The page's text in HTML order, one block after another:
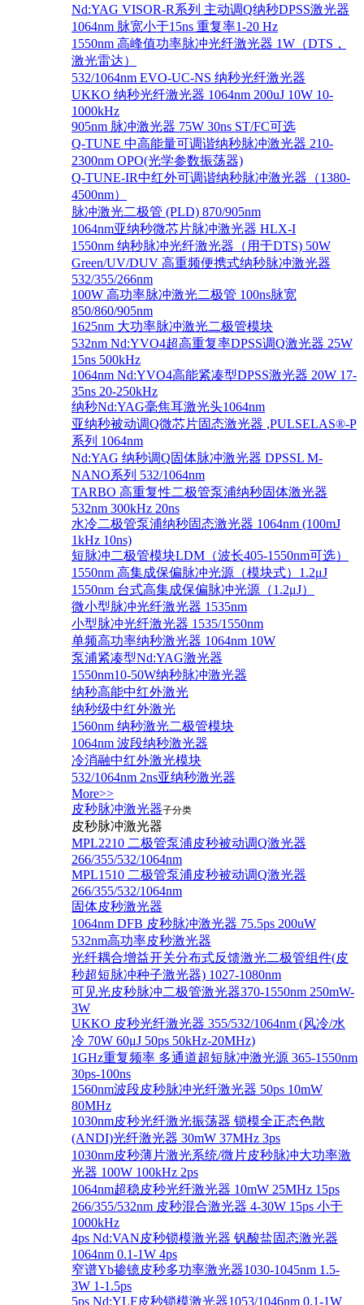
Nd:YAG VISOR-R系列 主动调Q纳秒DPSS激光器
1064nm 脉宽小于15ns 重复率1-20 Hz
1550nm 高峰值功率脉冲光纤激光器 1W（DTS，
激光雷达）
532/1064nm EVO-UC-NS 纳秒光纤激光器
UKKO 纳秒光纤激光器 1064nm 200uJ 10W 10-
1000kHz
905nm 脉冲激光器 75W 30ns ST/FC可选
Q-TUNE 中高能量可调谐纳秒脉冲激光器 210-
2300nm OPO(光学参数振荡器)
Q-TUNE-IR中红外可调谐纳秒脉冲激光器（1380-
4500nm）
脉冲激光二极管 (PLD) 870/905nm
1064nm亚纳秒微芯片脉冲激光器 HLX-I
1550nm 纳秒脉冲光纤激光器（用于DTS) 50W
Green/UV/DUV 高重频便携式纳秒脉冲激光器
532/355/266nm
100W 高功率脉冲激光二极管 100ns脉宽
850/860/905nm
1625nm 大功率脉冲激光二极管模块
532nm Nd:YVO4超高重复率DPSS调Q激光器 25W
15ns 500kHz
1064nm Nd:YVO4高能紧凑型DPSS激光器 20W 17-
35ns 20-250kHz
纳秒Nd:YAG毫焦耳激光头1064nm
亚纳秒被动调Q微芯片固态激光器 ,PULSELAS®-P
系列 1064nm
Nd:YAG 纳秒调Q固体脉冲激光器 DPSSL M-
NANO系列 532/1064nm
TARBO 高重复性二极管泵浦纳秒固体激光器
532nm 300kHz 20ns
水冷二极管泵浦纳秒固态激光器 1064nm (100mJ
1kHz 10ns)
短脉冲二极管模块LDM（波长405-1550nm可选）
1550nm 高集成保偏脉冲光源（模块式）1.2μJ
1550nm 台式高集成保偏脉冲光源（1.2μJ）
微小型脉冲光纤激光器 1535nm
小型脉冲光纤激光器 1535/1550nm
单频高功率纳秒激光器 1064nm 10W
泵浦紧凑型Nd:YAG激光器
1550nm10-50W纳秒脉冲激光器
纳秒高能中红外激光
纳秒级中红外激光
1560nm 纳秒激光二极管模块
1064nm 波段纳秒激光器
冷消融中红外激光模块
532/1064nm 2ns亚纳秒激光器
More>>
皮秒脉冲激光器子分类
皮秒脉冲激光器
​MPL2210 二极管泵浦皮秒被动调Q激光器
266/355/532/1064nm
MPL1510 二极管泵浦皮秒被动调Q激光器
266/355/532/1064nm
固体皮秒激光器
1064nm DFB 皮秒脉冲激光器 75.5ps 200uW
532nm高功率皮秒激光器
光纤耦合增益开关分布式反馈激光二极管组件(皮
秒超短脉冲种子激光器) 1027-1080nm
可见光皮秒脉冲二极管激光器370-1550nm 250mW-
3W
UKKO 皮秒光纤激光器 355/532/1064nm (风冷/水
冷 70W 60μJ 50ps 50kHz-20MHz)
1GHz重复频率 多通道超短脉冲激光源 365-1550nm
30ps-100ns
1560nm波段皮秒脉冲光纤激光器 50ps 10mW
80MHz
1030nm皮秒光纤激光振荡器 锁模全正态色散
(ANDI)光纤激光器 30mW 37MHz 3ps
1030nm皮秒薄片激光系统/微片皮秒脉冲大功率激
光器 100W 100kHz 2ps
1064nm超稳皮秒光纤激光器 10mW 25MHz 15ps
266/355/532nm 皮秒混合激光器 4-30W 15ps 小于
1000kHz
4ps Nd:VAN皮秒锁模激光器 钒酸盐固态激光器
1064nm 0.1-1W 4ps
窄谱Yb掺镱皮秒多功率激光器1030-1045nm 1.5-
3W 1-1.5ps
5ps Nd:YLF皮秒锁模激光器1053/1046nm 0.1-1W